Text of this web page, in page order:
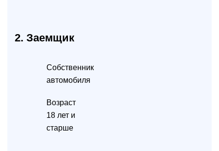
2. Заемщик
Собственник
автомобиля
Возраст
18 лет и
старше